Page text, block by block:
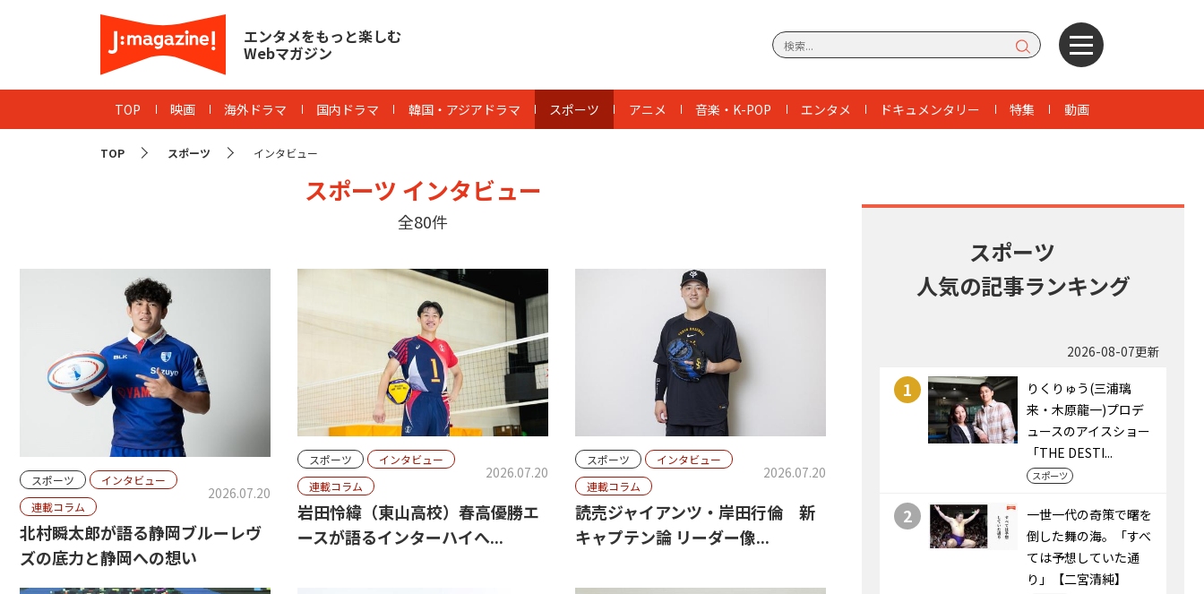
エンタメをもっと楽しむ
Webマガジン
TOP 映画 海外ドラマ 国内ドラマ 韓国・アジアドラマ スポーツ アニメ 音楽・K-POP エンタメ ドキュメンタリー 特集 動画
TOP スポーツ インタビュー
スポーツ インタビュー
全80件
スポーツ
インタビュー
連載コラム
2026.07.20
北村瞬太郎が語る静岡ブルーレヴ
ズの底力と静岡への想い
スポーツ
インタビュー
連載コラム
2026.07.20
岩田怜緯（東山高校）春高優勝エ
ースが語るインターハイへ...
スポーツ
インタビュー
連載コラム
2026.07.20
読売ジャイアンツ・岸田行倫 新
キャプテン論 リーダー像...
スポーツ
人気の記事ランキング
2026-08-07更新
1
りくりゅう(三浦璃
来・木原龍一)プロデ
ュースのアイスショー
「THE DESTI...
スポーツ
2
一世一代の奇策で曙を
倒した舞の海。「すべ
ては予想していた通
り」【二宮清純】